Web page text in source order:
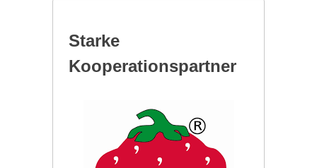
Starke
Kooperationspartner